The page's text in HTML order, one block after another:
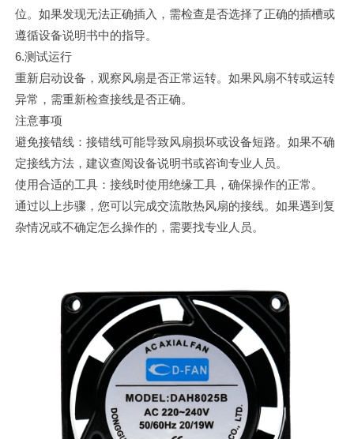
位。如果发现无法正确插入，需检查是否选择了正确的插槽或
遵循设备说明书中的指导。
6.测试运行
重新启动设备，观察风扇是否正常运转。如果风扇不转或运转
异常，需重新检查接线是否正确。
注意事项
避免接错线：接错线可能导致风扇损坏或设备短路。如果不确
定接线方法，建议查阅设备说明书或咨询专业人员。
使用合适的工具：接线时使用绝缘工具，确保操作的正常。
通过以上步骤，您可以完成交流散热风扇的接线。如果遇到复
杂情况或不确定怎么操作的，需要找专业人员。